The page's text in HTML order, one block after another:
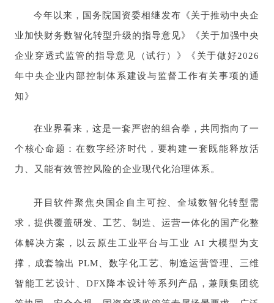
今年以来，国务院国资委相继发布《关于推动中央企
业加快财务数智化转型升级的指导意见》《关于加强中央
企业穿透式监管的指导意见（试行）》《关于做好2026
年中央企业内部控制体系建设与监督工作有关事项的通
知》
在业界看来，这是一套严密的组合拳，共同指向了一
个核心命题：在数字经济时代，要构建一套既能释放活
力、又能有效管控风险的企业现代化治理体系。
开目软件聚焦央国企自主可控、全域数智化转型需
求，提供覆盖研发、工艺、制造、运营一体化的国产化整
体解决方案，以云原生工业平台与工业 AI 大模型为支
撑，成套输出PLM、 数字化工艺、制造运营管理、三维
智能工艺设计、DFX降本设计等系列产品，兼顾集团统